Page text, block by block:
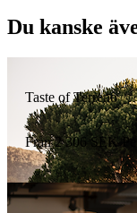
Du kanske
Taste of Terreno
Från 2 306 SEK